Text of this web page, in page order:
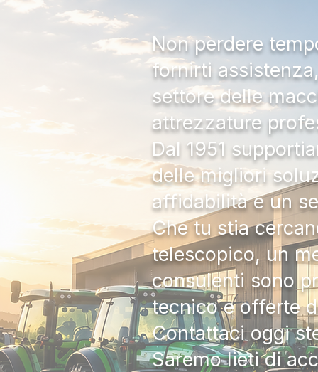
Non perdere
fornirti
settore delle
attrezzature
Dal 1951
delle migliori
affidabilità e un
Che tu stia
telescopico, un
consulenti sono
tecnico e offerte
Contattaci oggi
Saremo lieti di